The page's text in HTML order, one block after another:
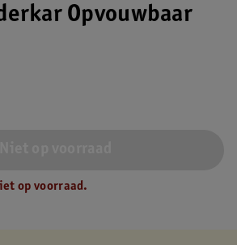
Opvouwbaar
op voorraad.